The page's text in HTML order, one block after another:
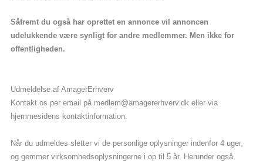
Såfremt du også har oprettet en annonce vil annoncen
udelukkende være synligt for andre medlemmer. Men ikke for
offentligheden.
Udmeldelse af AmagerErhverv
Kontakt os per email på medlem@amagererhverv.dk eller via
hjemmesidens kontaktinformation.
Når du udmeldes sletter vi de personlige oplysninger indenfor 4 uger,
og gemmer virksomhedsoplysningerne i op til 5 år. Herunder også